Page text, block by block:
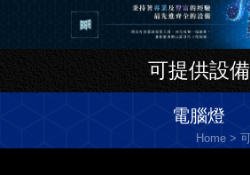
可提供設備
電腦燈
Home